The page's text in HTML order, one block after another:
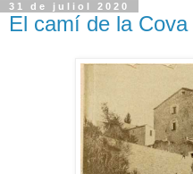
31 de juliol 2020
El camí de la